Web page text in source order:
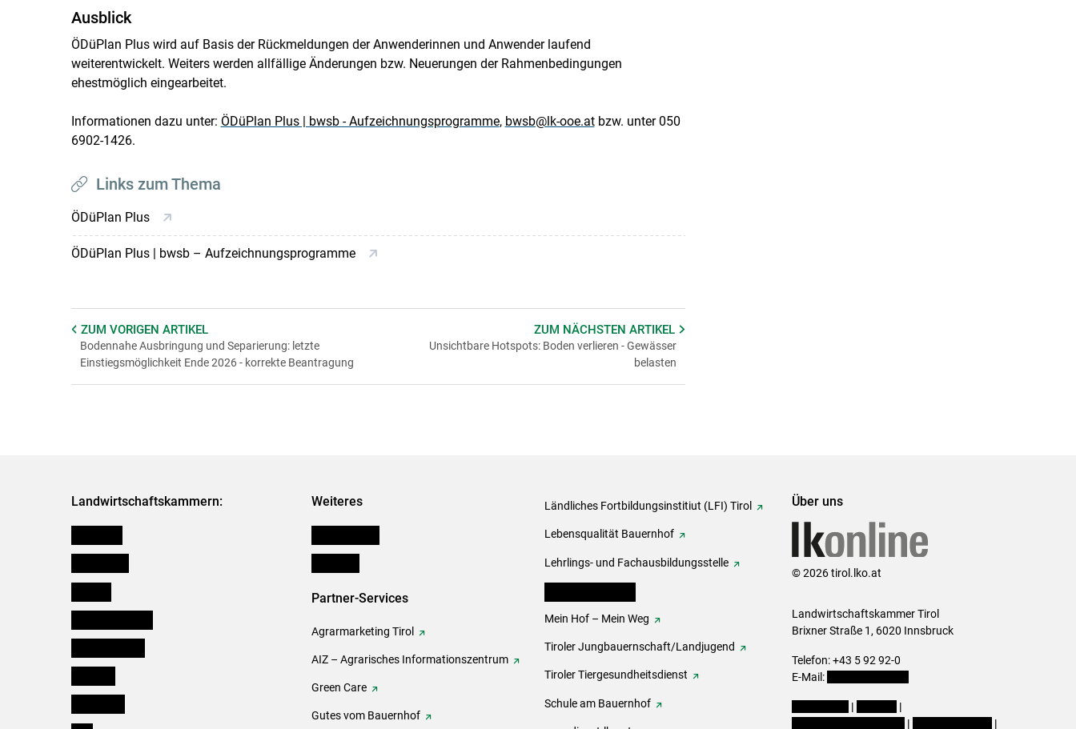
Ausblick
ÖDüPlan Plus wird auf Basis der Rückmeldungen der Anwenderinnen und Anwender laufend
weiterentwickelt. Weiters werden allfällige Änderungen bzw. Neuerungen der Rahmenbedingungen
ehestmöglich eingearbeitet.
Informationen dazu unter: ÖDüPlan Plus | bwsb - Aufzeichnungsprogramme, bwsb@lk-ooe.atbzw. unter 050
6902-1426.
Links zum Thema
ÖDüPlan Plus
ÖDüPlan Plus | bwsb – Aufzeichnungsprogramme
ZUM VORIGEN ARTIKEL
Bodennahe Ausbringung und Separierung: letzte
Einstiegsmöglichkeit Ende 2026 - korrekte Beantragung
ZUM NÄCHSTENARTIKEL
Unsichtbare Hotspots: Boden verlieren - Gewässer
belasten
Landwirtschaftskammern: Weiteres
Partner-Services
Agrarmarketing Tirol
AIZ – Agrarisches Informationszentrum
Green Care
Gutes vom Bauernhof
Ländliches Fortbildungsinstitiut (LFI) Tirol
Lebensqualität Bauernhof
Lehrlings- und Fachausbildungsstelle
Mein Hof – Mein Weg
Tiroler Jungbauernschaft/Landjugend
Tiroler Tiergesundheitsdienst
Schule am Bauernhof
Über uns
© 2026 tirol.lko.at
Landwirtschaftskammer Tirol
Brixner Straße 1, 6020 Innsbruck
Telefon: +43 5 92 92-0
E-Mail:
|
|
| |